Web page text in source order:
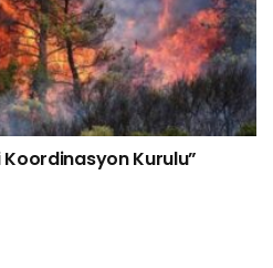
Koordinasyon Kurulu”